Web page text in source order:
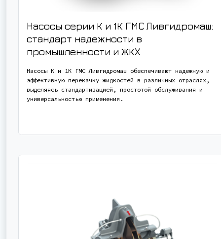
Насосы серии К и 1К ГМС Ливгидромаш:
стандарт надежности в
промышленности и ЖКХ
Насосы К и 1К ГМС Ливгидромаш обеспечивают надежную и
эффективную перекачку жидкостей в различных отраслях,
выделяясь стандартизацией, простотой обслуживания и
универсальностью применения.